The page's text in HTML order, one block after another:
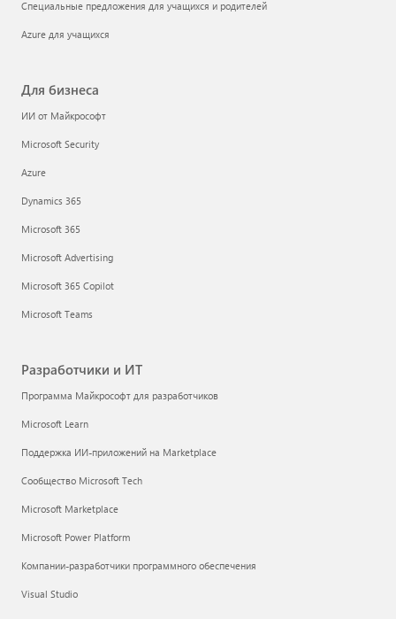
Специальные предложения для учащихся и родителей
Azure для учащихся
Для бизнеса
ИИ от Майкрософт
Microsoft Security
Azure
Dynamics 365
Microsoft 365
Microsoft Advertising
Microsoft 365 Copilot
Microsoft Teams
Разработчики и ИТ
Программа Майкрософт для разработчиков
Microsoft Learn
Поддержка ИИ-приложений на Marketplace
Сообщество Microsoft Tech
Microsoft Marketplace
Microsoft Power Platform
Компании-разработчики программного обеспечения
Visual Studio